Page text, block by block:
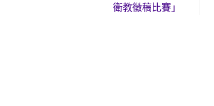
衛教徵稿比賽」